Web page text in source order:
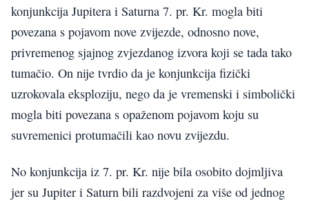
konjunkcija Jupitera i Saturna 7. pr. Kr. mogla biti
povezana s pojavom nove zvijezde, odnosno nove,
privremenog sjajnog zvjezdanog izvora koji se tada tako
tumačio. On nije tvrdio da je konjunkcija fizički
uzrokovala eksploziju, nego da je vremenski i simbolički
mogla biti povezana s opaženom pojavom koju su
suvremenici protumačili kao novu zvijezdu.
No konjunkcija iz 7. pr. Kr. nije bila osobito dojmljiva
jer su Jupiter i Saturn bili razdvojeni za više od jednog